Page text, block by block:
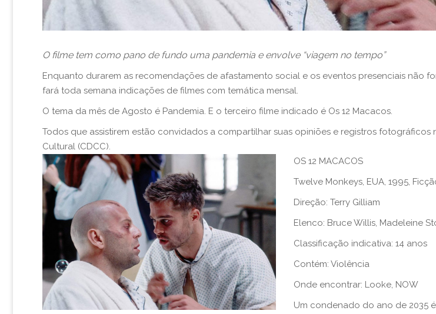
O filme tem como pano de fundo uma pandemia e envolve “viagem no tempo”
Enquanto durarem as recomendações de afastamento social e os eventos presenciais não
fará toda semana indicações de filmes com temática mensal.
O tema da mês de Agosto é Pandemia. E o terceiro filme indicado é Os 12 Macacos.
Todos que assistirem estão convidados a compartilhar suas opiniões e registros
Cultural (CDCC).
OS 12 MACACOS
Twelve Monkeys, EUA, 1995,
Direção: Terry Gilliam
Elenco: Bruce Willis, Madeleine
Classificação indicativa: 14 anos
Contém: Violência
Onde encontrar: Looke, NOW
Um condenado do ano de 2035